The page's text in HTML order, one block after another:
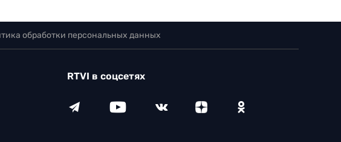
обработки персональных данных
RTVI в соцсетях